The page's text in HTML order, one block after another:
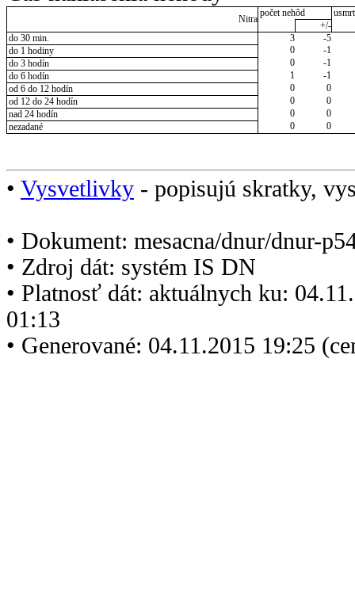
Nitra
počet nehôd
+/-
do 30 min.
3
-5
do 1 hodiny
0
-1
do 3 hodín
0
-1
do 6 hodín
1
-1
od 6 do 12 hodín
0
0
od 12 do 24 hodín
0
0
nad 24 hodín
0
0
nezadané
0 0
• Vysvetlivky - popisujú skratky,
• Dokument: mesacna/dnur/dnur-
• Zdroj dát: systém IS DN
• Platnosť dát: aktuálnych ku:
01:13
• Generované: 04.11.2015 19:25